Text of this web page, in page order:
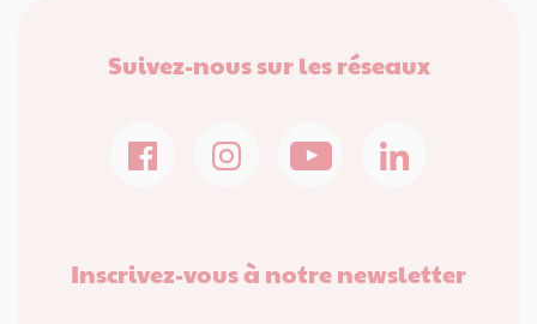
Suivez-nous sur les réseaux
Inscrivez-vous à notre newsletter